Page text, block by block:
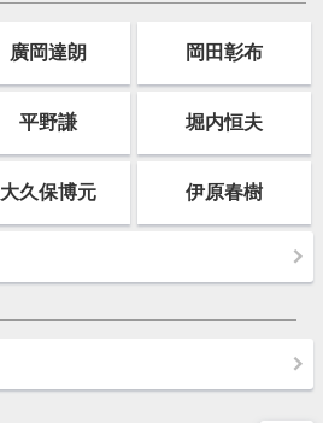
廣岡達朗 岡田彰布
平野謙 堀内恒夫
大久保博元 伊原春樹